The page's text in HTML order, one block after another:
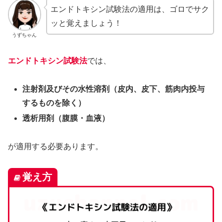
うずちゃん
エンドトキシン試験法の適用は、ゴロでサク
ッと覚えましょう！
エンドトキシン試験法では、
注射剤及びその水性溶剤（皮内、皮下、筋肉内投与
するものを除く）
透析用剤（腹膜・血液）
が適用する必要あります。
覚え方